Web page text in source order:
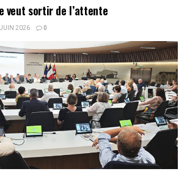
veut sortir de l’attente
2026 0